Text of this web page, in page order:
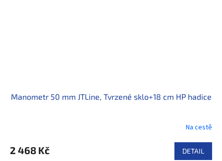
Manometr 50 mm JTLine, Tvrzené sklo+18 cm HP hadice
Na cestě
2 468 Kč DETAIL